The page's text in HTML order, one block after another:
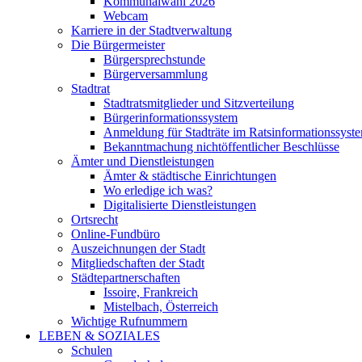
Webcam
Karriere in der Stadtverwaltung
Die Bürgermeister
Bürgersprechstunde
Bürgerversammlung
Stadtrat
Stadtratsmitglieder und Sitzverteilung
Bürgerinformationssystem
Anmeldung für Stadträte im
Bekanntmachung nichtöffentlicher Beschlüsse
Ämter und Dienstleistungen
Ämter & städtische Einrichtungen
Wo erledige ich was?
Digitalisierte Dienstleistungen
Ortsrecht
Online-Fundbüro
Auszeichnungen der Stadt
Mitgliedschaften der Stadt
Städtepartnerschaften
Issoire, Frankreich
Mistelbach, Österreich
Wichtige Rufnummern
LEBEN & SOZIALES
Schulen